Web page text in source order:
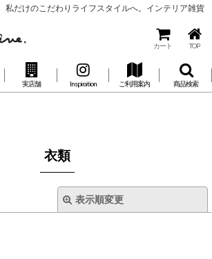
私だけのこだわりライフスタイルへ。インテリア雑貨
カート TOP
実店舗 Inspiration ご利用案内 商品検索
衣類
表示順変更